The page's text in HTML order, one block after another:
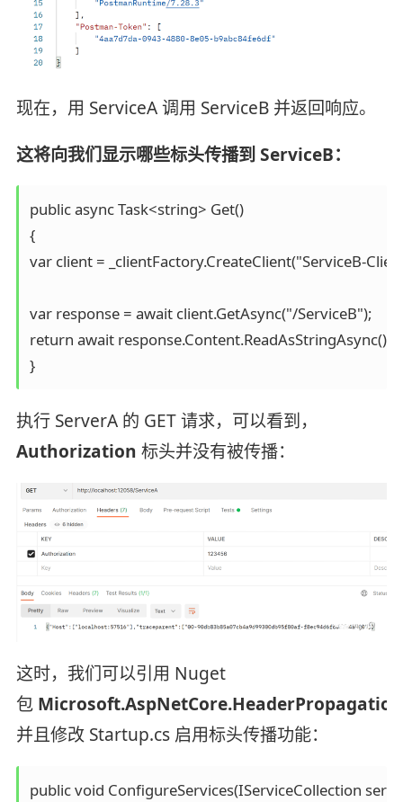
现在，用 ServiceA 调用 ServiceB 并返回响应。
这将向我们显示哪些标头传播到 ServiceB：
public async Task<string> Get()
{
var client = _clientFactory.CreateClient("ServiceB-
var response = await client.GetAsync("/ServiceB");
return await response.Content.ReadAsStringAsync();
}
执行 ServerA 的 GET 请求，可以看到，
Authorization 标头并没有被传播：
这时，我们可以引用 Nuget
包 Microsoft.AspNetCore.HeaderPropagation
并且修改 Startup.cs 启用标头传播功能：
public void ConfigureServices(IServiceCollection